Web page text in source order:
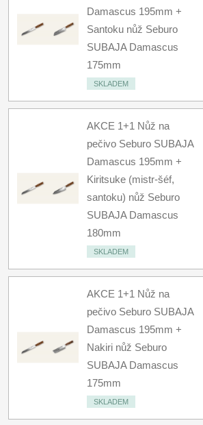
Damascus 195mm +
Santoku nůž Seburo
SUBAJA Damascus
175mm
SKLADEM
AKCE 1+1 Nůž na
pečivo Seburo SUBAJA
Damascus 195mm +
Kiritsuke (mistr-šéf,
santoku) nůž Seburo
SUBAJA Damascus
180mm
SKLADEM
AKCE 1+1 Nůž na
pečivo Seburo SUBAJA
Damascus 195mm +
Nakiri nůž Seburo
SUBAJA Damascus
175mm
SKLADEM